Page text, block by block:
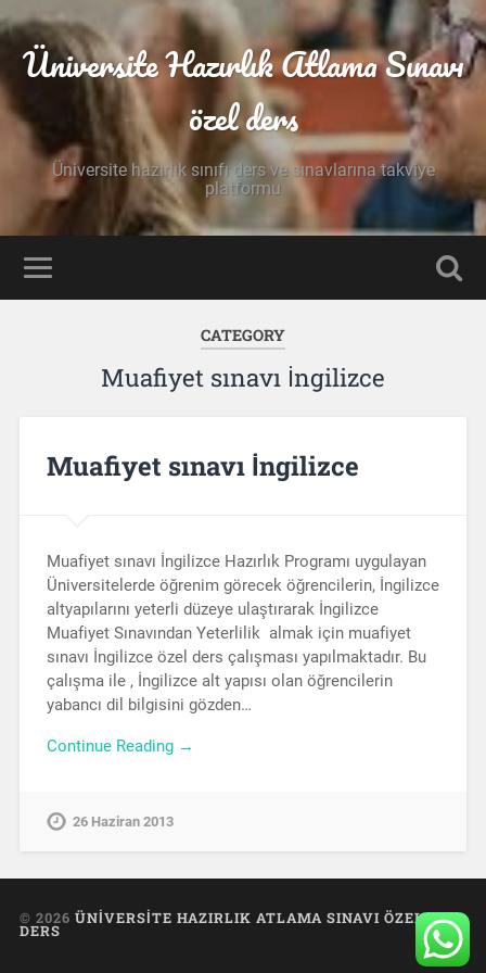
Üniversite Hazırlık Atlama Sınavı
özel ders
Üniversite hazırlık sınıfı ders ve sınavlarına takviye
platformu
CATEGORY
Muafiyet sınavı İngilizce
Muafiyet sınavı İngilizce
Muafiyet sınavı İngilizce Hazırlık Programı uygulayan
Üniversitelerde öğrenim görecek öğrencilerin, İngilizce
altyapılarını yeterli düzeye ulaştırarak İngilizce
Muafiyet Sınavından Yeterlilik almak için muafiyet
sınavı İngilizce özel ders çalışması yapılmaktadır. Bu
çalışma ile , İngilizce alt yapısı olan öğrencilerin
yabancı dil bilgisini gözden…
Continue Reading →
26 Haziran 2013
© 2026 ÜNIVERSITE HAZIRLIK ATLAMA SINAVI ÖZEL
DERS
UP ↑